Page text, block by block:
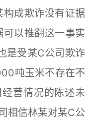
成欺诈没有证据
以推翻这一事实
是受某C公司欺诈
吨玉米不存在不
营情况的陈述未
相信林某对某C公